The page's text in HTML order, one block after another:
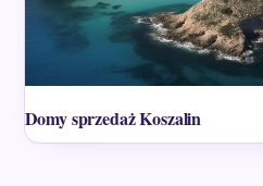
Domy sprzedaż Koszalin